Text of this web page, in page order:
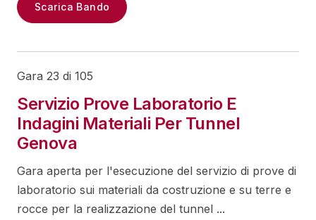
Scarica Bando
Gara 23 di 105
Servizio Prove Laboratorio E
Indagini Materiali Per Tunnel
Genova
Gara aperta per l'esecuzione del servizio di prove di
laboratorio sui materiali da costruzione e su terre e
rocce per la realizzazione del tunnel ...